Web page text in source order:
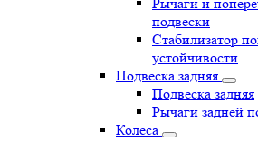
подвески
Стабилизатор
устойчивости
Подвеска задняя
Подвеска задняя
Рычаги задней
Колеса